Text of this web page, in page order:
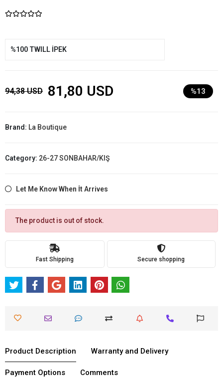
%100 TWILL İPEK
94,38 USD 81,80 USD %13
Brand: La Boutique
Category: 26-27 SONBAHAR/KIŞ
Let Me Know When İt Arrives
The product is out of stock.
Fast Shipping Secure shopping
Product Description Warranty and Delivery
Payment Options Comments